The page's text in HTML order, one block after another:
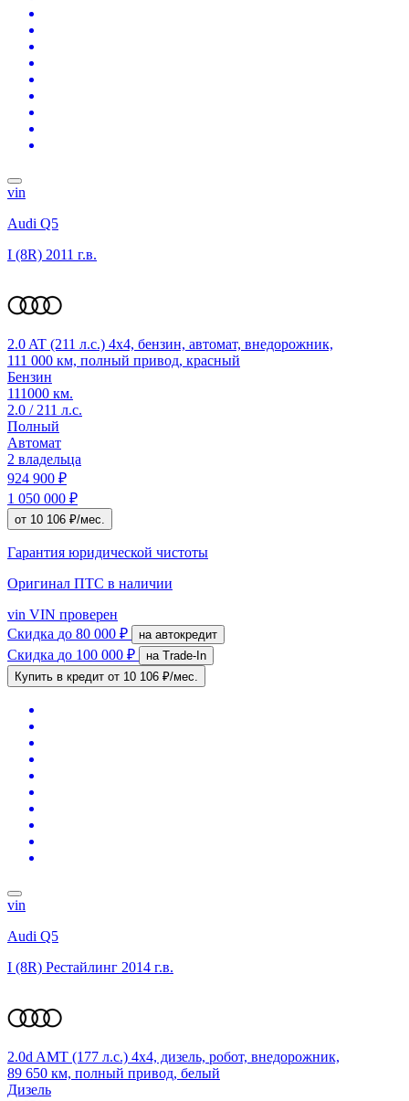
vin
Audi Q5
I (8R) 2011 г.в.
2.0 AT (211 л.с.) 4x4, бензин, автомат, внедорожник,
111 000 км, полный привод, красный
Бензин
111000 км.
2.0 / 211 л.с.
Полный
Автомат
2 владельца
924 900 ₽
1 050 000 ₽
от 10 106 ₽/мес.
Гарантия юридической чистоты
Оригинал ПТС в наличии
vin VIN проверен
Скидка до 80 000 ₽ на автокредит
Скидка до 100 000 ₽
на Trade-In
Купить в кредит от 10 106 ₽/мес.
vin
Audi Q5
I (8R) Рестайлинг 2014 г.в.
2.0d AMT (177 л.с.) 4x4, дизель, робот, внедорожник,
89 650 км, полный привод, белый
Дизель